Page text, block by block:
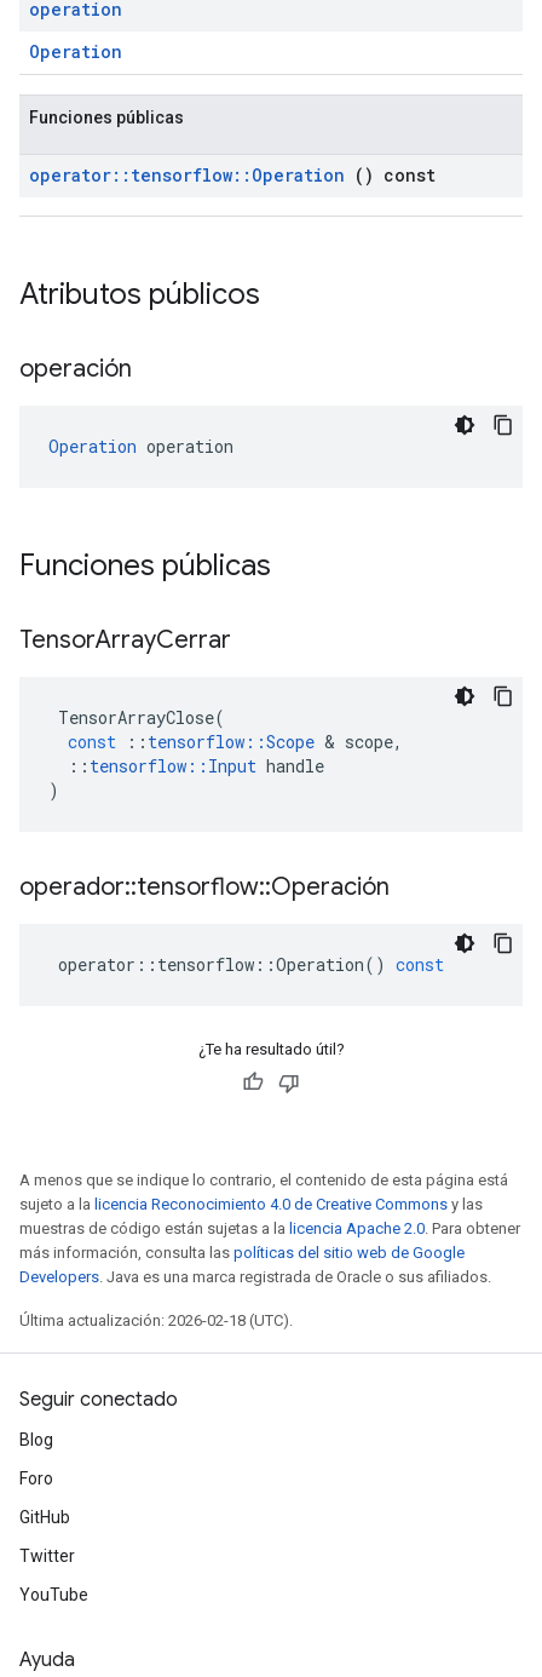
operation
Operation
Funciones públicas
operator:: tensorflow:: Operation () const
Atributos públicos
operación
Operation operation
Funciones públicas
TensorArrayCerrar
TensorArrayClose(
const
:: tensorflow ::Scope & scope,
:: tensorflow :: Input handle
)
operador::tensorflow::Operación
operator :: tensorflow ::Operation() const
¿Te ha resultado útil?
A menos que se indique lo contrario, el contenido de esta página está
sujeto a la licencia Reconocimiento 4.0 de Creative Commons y las
muestras de código están sujetas a la licencia Apache 2.0. Para obtener
más información, consulta las políticas del sitio web de Google
Developers. Java es una marca registrada de Oracle o sus afiliados.
Última actualización: 2026-02-18 (UTC).
Seguir conectado
Blog
Foro
GitHub
Twitter
YouTube
Ayuda